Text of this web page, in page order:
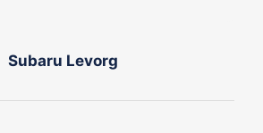
Subaru Levorg